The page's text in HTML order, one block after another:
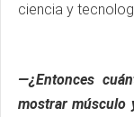
ciencia y
—¿Entonces
mostrar músculo